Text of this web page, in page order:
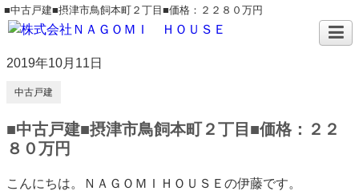
■中古戸建■摂津市鳥飼本町２丁目■価格：２２８０万円
2019年10月11日
中古戸建
■中古戸建■摂津市鳥飼本町２丁目■価格：２２
８０万円
こんにちは。ＮＡＧＯＭＩＨＯＵＳＥの伊藤です。